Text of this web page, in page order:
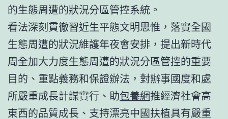
的生態周遭的狀況分區管控系統。
看法深刻貫徹習近生平態文明思惟，落實全國
生態周遭的狀況維護年夜會安排，提出新時代
周全加大力度生態周遭的狀況分區管控的重要
目的、重點義務和保證辦法，對辦事國度和處
所嚴重成長計謀實行、助包養網推經濟社會高
東西的品質成長、支持漂亮中國扶植具有嚴重